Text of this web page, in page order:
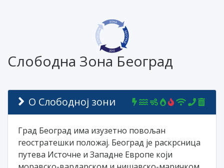
Слободна Зона Београд
О Слободној зони
Град Београд има изузетно повољан
геостратешки положај. Београд је раскрсница
путева Источне и Западне Европе који